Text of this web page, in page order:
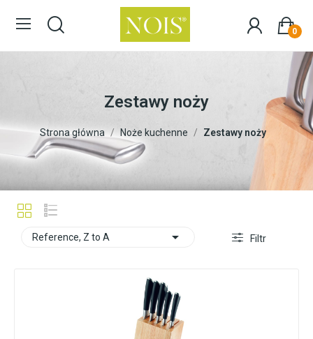
0
Zestawy noży
Strona główna Noże kuchenne Zestawy noży
Reference, Z to A  Filtr